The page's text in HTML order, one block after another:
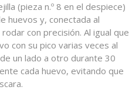
(pieza n.º 8 en el despiece)
huevos y, conectada al
con precisión. Al igual que
con su pico varias veces al
un lado a otro durante 30
cada huevo, evitando que